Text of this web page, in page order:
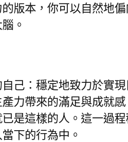
版本，你可以自然地
。
己：穩定地致力於實
力帶來的滿足與成就
是這樣的人。這一過
下的行為中。